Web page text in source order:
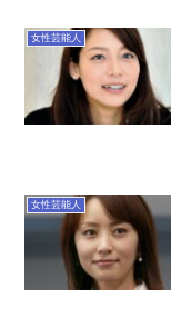
女性芸能人
女性芸能人